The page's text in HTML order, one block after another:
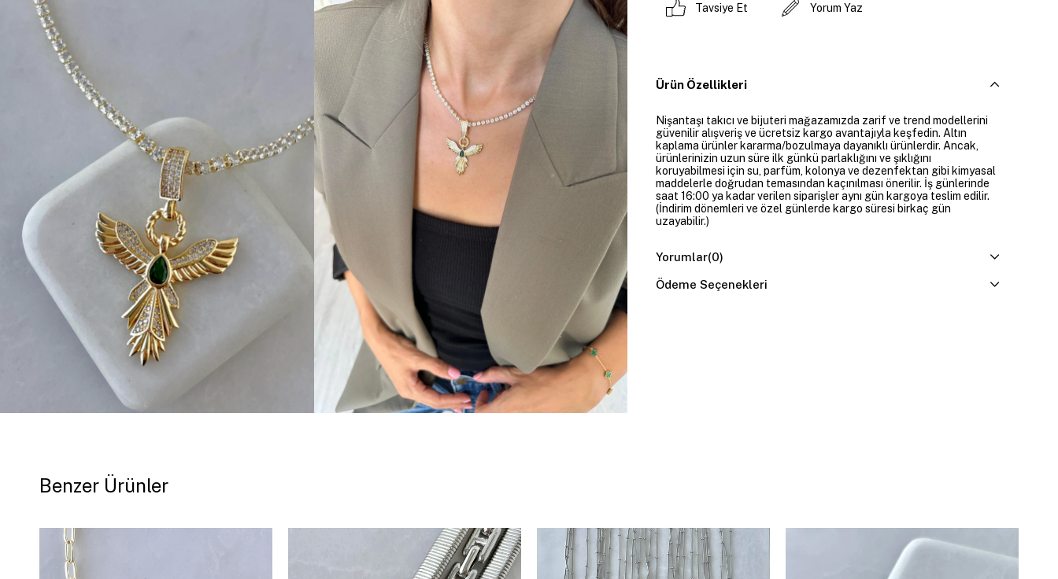
Tavsiye Et Yorum Yaz
Ürün Özellikleri
Nişantaşı takıcı ve bijuteri mağazamızda zarif ve trend modellerini
güvenilir alışveriş ve ücretsiz kargo avantajıyla keşfedin. Altın
kaplama ürünler kararma/bozulmaya dayanıklı ürünlerdir. Ancak,
ürünlerinizin uzun süre ilk günkü parlaklığını ve şıklığını
koruyabilmesi için su, parfüm, kolonya ve dezenfektan gibi kimyasal
maddelerle doğrudan temasından kaçınılması önerilir. İş günlerinde
saat 16:00 ya kadar verilen siparişler aynı gün kargoya teslim edilir.
(İndirim dönemleri ve özel günlerde kargo süresi birkaç gün
uzayabilir.)
Yorumlar(0)
Ödeme Seçenekleri
Benzer Ürünler